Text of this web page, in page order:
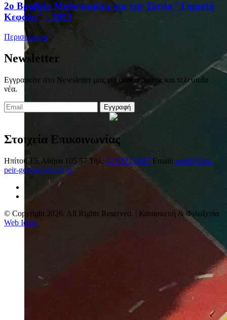
2ο Βραβείο Μυθοπλασίας για την Ταινία "Γυριστό
Κεφάλι;" - 2023
Περισσότερα
Newsletter
Εγγραφείτε στο Newsletter μας για ανακοινώσεις και τελευταία
νέα.
Εγγραφή
Στοιχεία Επικοινωνίας
Ηπίτου 15, Αθήνα 105 57 Τηλ: 21 0322 1687 Email: mail@1lyk-
peir-gennad.att.sch.gr
© Copyright 2026. All Rights Reserved. | Κατασκευή & Φιλοξενία
Web Ideas